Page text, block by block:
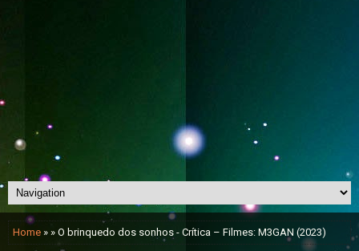
Home » » O brinquedo dos sonhos - Crítica – Filmes: M3GAN (2023)